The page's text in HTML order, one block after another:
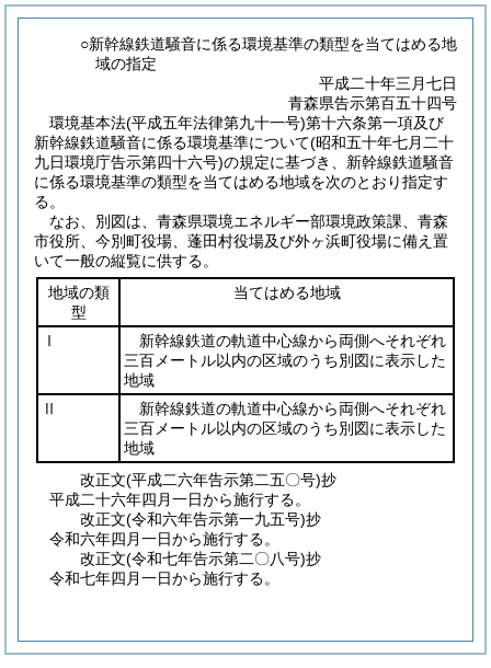
○新幹線鉄道騒音に係る環境基準の類型を当てはめる地
域の指定
平成二十年三月七日
青森県告示第百五十四号
環境基本法(平成五年法律第九十一号)第十六条第一項及び
新幹線鉄道騒音に係る環境基準について(昭和五十年七月二十
九日環境庁告示第四十六号)の規定に基づき、新幹線鉄道騒音
に係る環境基準の類型を当てはめる地域を次のとおり指定す
る。
なお、別図は、青森県環境エネルギー部環境政策課、青森
市役所、今別町役場、蓬田村役場及び外ヶ浜町役場に備え置
いて一般の縦覧に供する。
地域の類
型
当てはめる地域
Ⅰ
新幹線鉄道の軌道中心線から両側へそれぞれ
三百メートル以内の区域のうち別図に表示した
地域
Ⅱ
新幹線鉄道の軌道中心線から両側へそれぞれ
三百メートル以内の区域のうち別図に表示した
地域
改正文(平成二六年告示第二五〇号)抄
平成二十六年四月一日から施行する。
改正文(令和六年告示第一九五号)抄
令和六年四月一日から施行する。
改正文(令和七年告示第二〇八号)抄
令和七年四月一日から施行する。